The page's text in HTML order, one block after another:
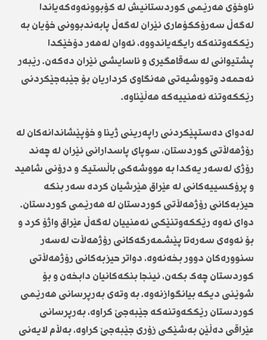
ناوخۆی هەرێمی کوردستانیش لە کۆبوونەوەکەیاندا
لەگەڵ سەرۆککۆماری ئێران لەگەڵ پابەندبوونی خۆیان بە
رێککەوتنەکە رایگەیاندووە، ئەوان لەهەر دۆخێکدا
پشتیوانی لە سەقامگیری و ئاسایشی ئێران دەکەن. رێبەر
ئەحمەد وتووشیەتی هەنگاوی کرداریان بۆ جێبەجێکردنی
رێککەوتنە ئەمنییەکە هەڵێناوە.
لەدوای دەستپێکردنی راپەرینی ژینا و خۆپێشاندانەکان لە
رۆژهەڵاتی کوردستان، سوپای پاسدارانی ئێران لە چەند
رۆژی لەسەر یەکدا بە مووشەکی باڵستیک و درۆنی شاهید
و پرۆکسییەکانی لە عێراق هێرشیان کردە سەر بنکە
حیزبەکانی رۆژهەڵاتی کوردستان لە هەرێمی کوردستان.
دوای ئەوە رێککەوتنێکی ئەمنییان لەگەڵ عێراق واژۆ کرد و
بۆ ئەوەی سەرەتا پێشمەرگەکانی رۆژهەڵات لەسەر
سنوورەکان دوور بخەنەوە، دواتر حیزبەکانی رۆژهەڵاتی
کوردستان چەک بکەن، ئینجا بنکەکانیان دابخەن و بۆ
شوێنی دیکە بیانگوازنەوە. بە وتەی بەرپرسانی هەرێمی
کوردستان رێککەوتنەکە جێبەجێ کراوە، بەرپرسانی
عێراقی دەڵێن بەشێکی زۆری جێبەجێ کراوە، بەڵام لایەنی